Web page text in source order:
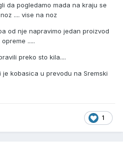
da pogledamo mada na kraju se
.... vise na noz
od nje napravimo jedan proizvod
.....
preko sto kila....
je kobasica u prevodu na Sremski
1